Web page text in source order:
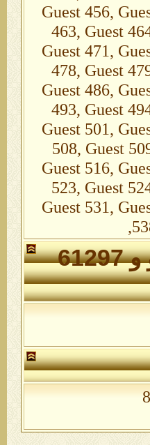
Guest 456,
463, Guest
Guest 471,
478, Guest
Guest 486,
493, Guest
Guest 501,
508, Guest
Guest 516,
523, Guest
Guest 531,
الأعضاء الذين تواجدوا خلال 24 ساعة: 61298 (1 عضو و 61297